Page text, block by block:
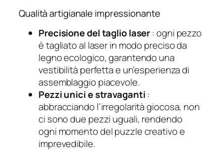
Qualità artigianale impressionante
Precisione del taglio laser : ogni pezzo
è tagliato al laser in modo preciso da
legno ecologico, garantendo una
vestibilità perfetta e un’esperienza di
assemblaggio piacevole.
Pezzi unici e stravaganti :
abbracciando l’irregolarità giocosa, non
ci sono due pezzi uguali, rendendo
ogni momento del puzzle creativo e
imprevedibile.